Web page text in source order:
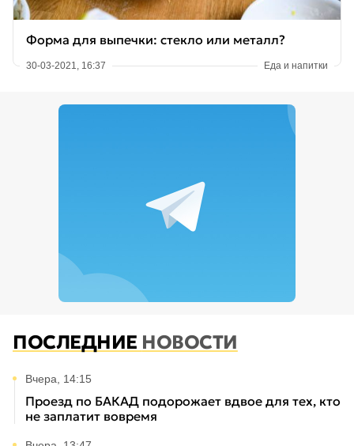
Форма для выпечки: стекло или металл?
30-03-2021, 16:37 Еда и напитки
ПОСЛЕДНИЕ НОВОСТИ
Вчера, 14:15
Проезд по БАКАД подорожает вдвое для тех, кто
не заплатит вовремя